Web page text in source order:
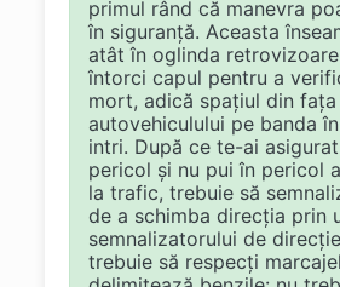
primul rând că manevra
în siguranță. Aceasta
atât în oglinda
întorci capul pentru a
mort, adică spațiul din
autovehiculului pe banda
intri. După ce te-ai
pericol și nu pui în pericol
la trafic, trebuie să
de a schimba direcția prin
semnalizatorului de
trebuie să respecți